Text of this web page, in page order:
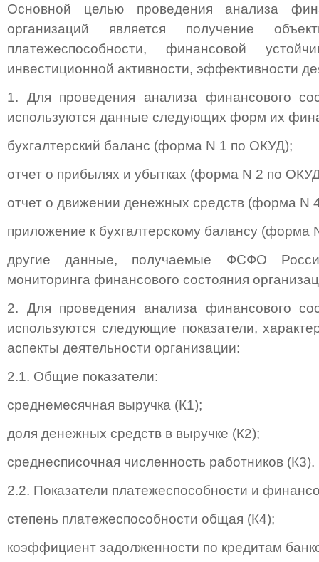
Основной целью проведения анализа
организаций является получение
платежеспособности, финансовой
инвестиционной активности, эффективности
1. Для проведения анализа финансового
используются данные следующих форм их
бухгалтерский баланс (форма N 1 по ОКУД);
отчет о прибылях и убытках (форма N 2 по
отчет о движении денежных средств (форма N
приложение к бухгалтерскому балансу (форма
другие данные, получаемые ФСФО
мониторинга финансового состояния
2. Для проведения анализа финансового
используются следующие показатели,
аспекты деятельности организации:
2.1. Общие показатели:
среднемесячная выручка (К1);
доля денежных средств в выручке (К2);
среднесписочная численность работников (К3).
2.2. Показатели платежеспособности и
степень платежеспособности общая (К4);
коэффициент задолженности по кредитам